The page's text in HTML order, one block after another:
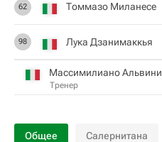
62 Томмазо Миланесе
98 Лука Дзанимаккья
Массимилиано Альвини
Тренер
Общее Салернитана